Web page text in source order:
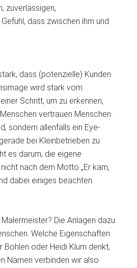
zuverlässigen,
dass zwischen ihm und
dass (potenzielle) Kunden
wird stark vom
Schritt, um zu erkennen,
vertrauen Menschen.
sondern allenfalls ein Eye-
bei Kleinbetrieben zu
es darum, die eigene
nach dem Motto „Er kam,
dabei einiges beachten.
Die Anlagen dazu
Welche Eigenschaften
oder Heidi Klum denkt,
Namen verbinden wir also